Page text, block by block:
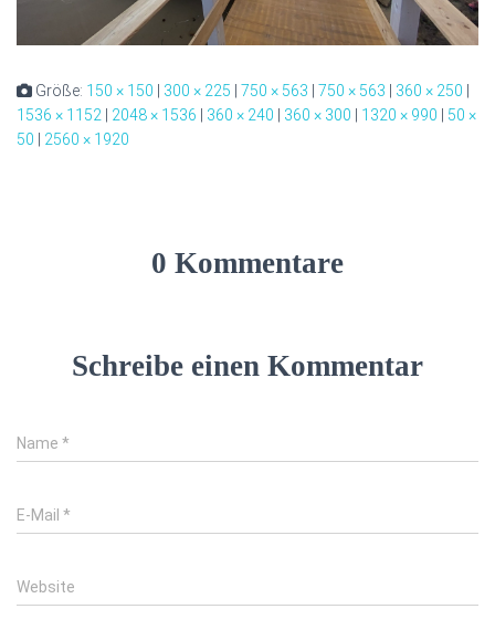
Größe: 150 × 150 | 300 × 225 | 750 × 563 | 750 × 563 | 360 × 250 |
1536 × 1152 | 2048 × 1536 | 360 × 240 | 360 × 300 | 1320 × 990 | 50 ×
50 | 2560 × 1920
0 Kommentare
Schreibe einen Kommentar
Name *
E-Mail *
Website